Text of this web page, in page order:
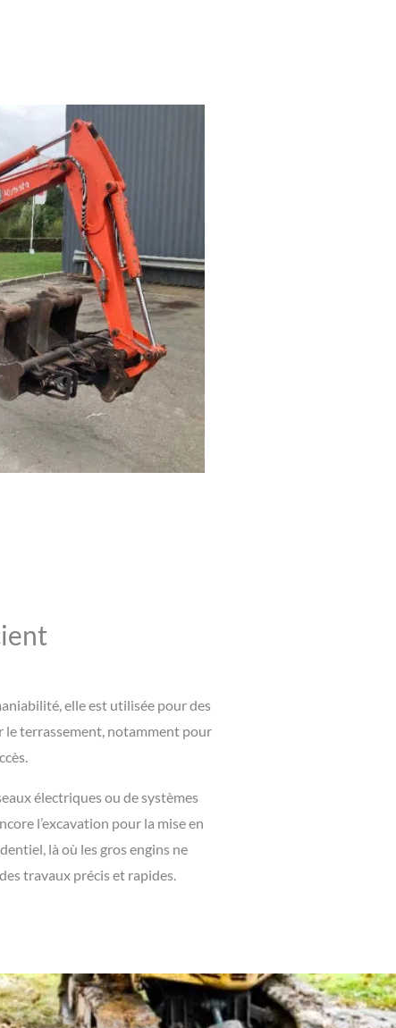
elle est utilisée pour des
le terrassement, notamment pour
électriques ou de systèmes
l’excavation pour la mise en
là où les gros engins ne
travaux précis et rapides.